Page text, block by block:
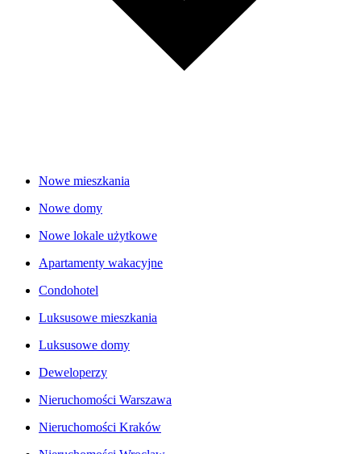
Nowe mieszkania
Nowe domy
Nowe lokale użytkowe
Apartamenty wakacyjne
Condohotel
Luksusowe mieszkania
Luksusowe domy
Deweloperzy
Nieruchomości Warszawa
Nieruchomości Kraków